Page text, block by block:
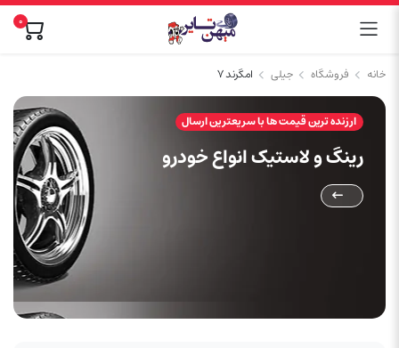
0
خانه فروشگاه جیلی امگرند ۷
ارزنده ترین قیمت ها با سریعترین ارسال
رینگ و لاستیک انواع خودرو